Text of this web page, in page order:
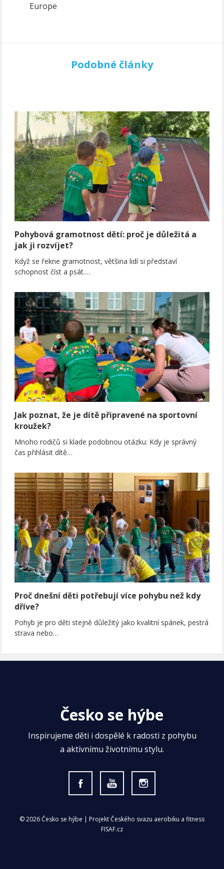
Europe
Podobné články
Pohybová gramotnost dětí: proč je důležitá a
jak ji rozvíjet?
Když se řekne gramotnost, většina lidí si představí
schopnost číst a psát.…
Jak poznat, že je dítě připravené na sportovní
kroužek?
Mnoho rodičů si klade podobnou otázku: Kdy je správný
čas přihlásit dítě…
Proč dnešní děti potřebují více pohybu než kdy
dříve?
Pohyb je pro děti stejně důležitý jako kvalitní spánek, pestrá
strava nebo…
Česko se hýbe
Inspirujeme děti i dospělé k radosti z pohybu
a aktivnímu životnímu stylu.
© 2026 Česko se hýbe | Projekt Českého svazu aerobiku a fitness
FISAF.cz